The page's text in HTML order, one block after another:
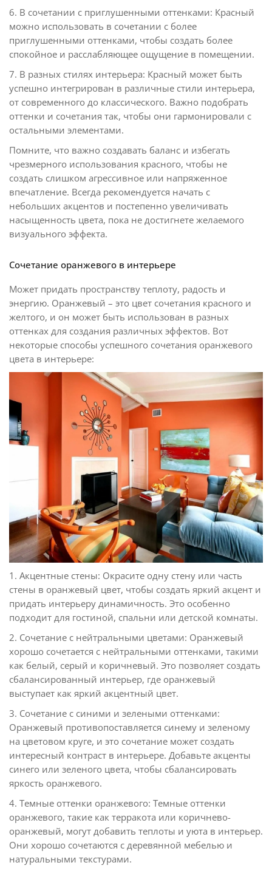
6. В сочетании с приглушенными оттенками: Красный
можно использовать в сочетании с более
приглушенными оттенками, чтобы создать более
спокойное и расслабляющее ощущение в помещении.
7. В разных стилях интерьера: Красный может быть
успешно интегрирован в различные стили интерьера,
от современного до классического. Важно подобрать
оттенки и сочетания так, чтобы они гармонировали с
остальными элементами.
Помните, что важно создавать баланс и избегать
чрезмерного использования красного, чтобы не
создать слишком агрессивное или напряженное
впечатление. Всегда рекомендуется начать с
небольших акцентов и постепенно увеличивать
насыщенность цвета, пока не достигнете желаемого
визуального эффекта.
Сочетание оранжевого в интерьере
Может придать пространству теплоту, радость и
энергию. Оранжевый – это цвет сочетания красного и
желтого, и он может быть использован в разных
оттенках для создания различных эффектов. Вот
некоторые способы успешного сочетания оранжевого
цвета в интерьере:
1. Акцентные стены: Окрасите одну стену или часть
стены в оранжевый цвет, чтобы создать яркий акцент и
придать интерьеру динамичность. Это особенно
подходит для гостиной, спальни или детской комнаты.
2. Сочетание с нейтральными цветами: Оранжевый
хорошо сочетается с нейтральными оттенками, такими
как белый, серый и коричневый. Это позволяет создать
сбалансированный интерьер, где оранжевый
выступает как яркий акцентный цвет.
3. Сочетание с синими и зелеными оттенками:
Оранжевый противопоставляется синему и зеленому
на цветовом круге, и это сочетание может создать
интересный контраст в интерьере. Добавьте акценты
синего или зеленого цвета, чтобы сбалансировать
яркость оранжевого.
4. Темные оттенки оранжевого: Темные оттенки
оранжевого, такие как терракота или коричнево-
оранжевый, могут добавить теплоты и уюта в интерьер.
Они хорошо сочетаются с деревянной мебелью и
натуральными текстурами.